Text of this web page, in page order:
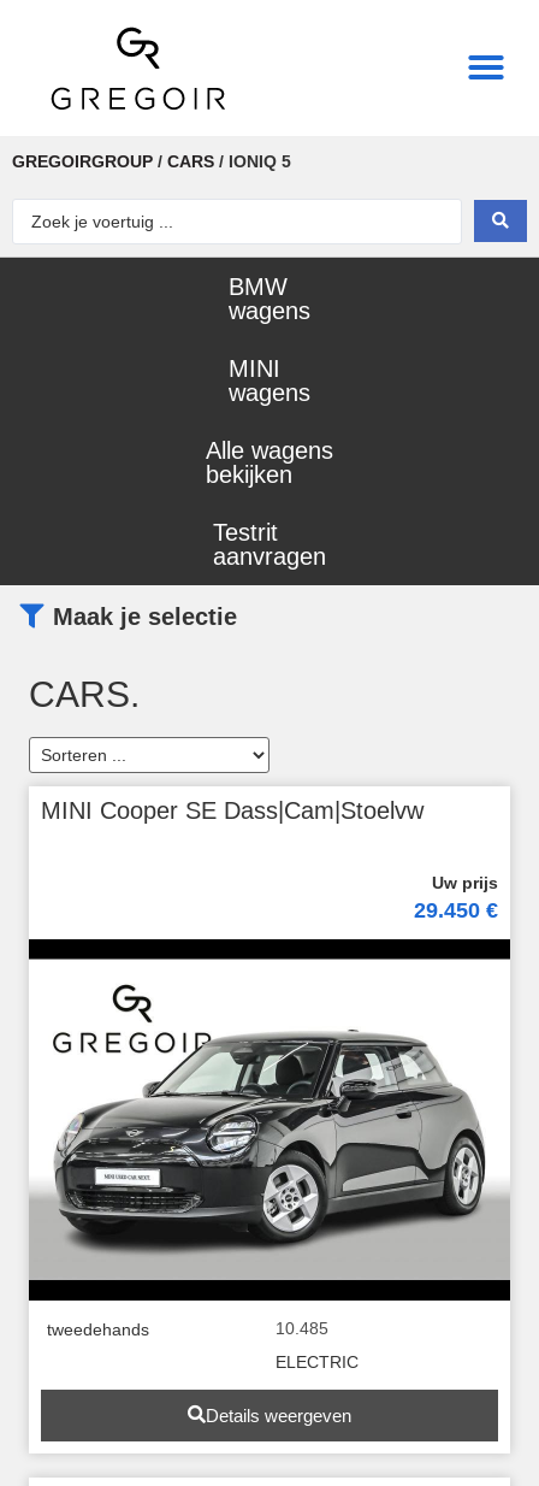
GREGOIRGROUP / CARS / IONIQ 5
BMW
wagens
MINI
wagens
Alle wagens
bekijken
Testrit
aanvragen
Maak je selectie
CARS.
MINI Cooper SE Dass|Cam|Stoelvw
29.450 €
tweedehands
10.485
ELECTRIC
Details weergeven